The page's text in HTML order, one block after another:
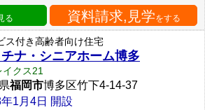
る 資料請求,見学をする
ス付き高齢者向け住宅
ナ・シニアホーム博多
クス21
福岡市博多区竹下4-14-37
1月4日 開設